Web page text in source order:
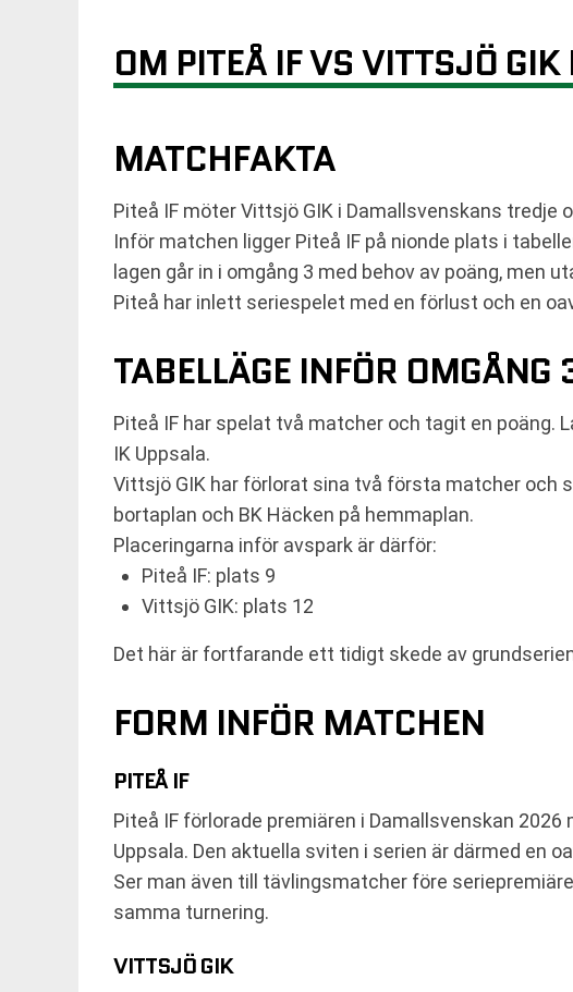
OM PITEÅ IF VS VITTSJÖ
MATCHFAKTA
Piteå IF möter Vittsjö GIK i Damallsvenskans tredje
Inför matchen ligger Piteå IF på nionde plats i
lagen går in i omgång 3 med behov av poäng,
Piteå har inlett seriespelet med en förlust och en
TABELLÄGE INFÖR OMGÅNG
Piteå IF har spelat två matcher och tagit en
IK Uppsala.
Vittsjö GIK har förlorat sina två första matcher och
bortaplan och BK Häcken på hemmaplan.
Placeringarna inför avspark är därför:
Piteå IF: plats 9
Vittsjö GIK: plats 12
Det här är fortfarande ett tidigt skede av
FORM INFÖR MATCHEN
PITEÅ IF
Piteå IF förlorade premiären i Damallsvenskan
Uppsala. Den aktuella sviten i serien är därmed en
Ser man även till tävlingsmatcher före
samma turnering.
VITTSJÖ GIK